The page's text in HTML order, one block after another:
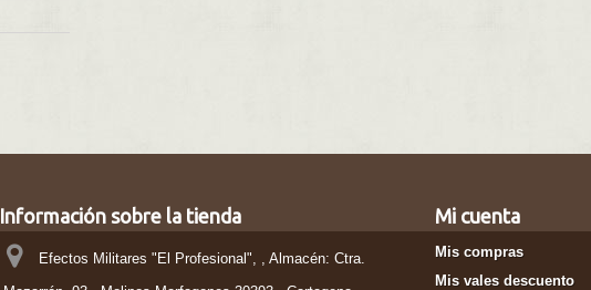
Información sobre la tienda
Efectos Militares "El Profesional", , Almacén: Ctra.
Mi cuenta
Mis compras
Mis vales descuento